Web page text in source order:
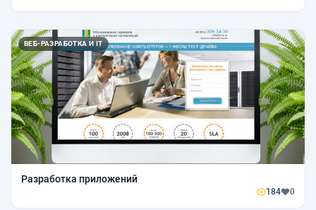
ВЕБ-РАЗРАБОТКА И IT
Разработка приложений
184 0